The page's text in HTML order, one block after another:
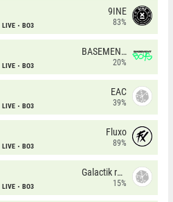
LIVE BO3
9INE
83%
LIVE BO3
BASEMENT BOYS
20%
LIVE BO3
EAC
39%
LIVE BO3
Fluxo
89%
LIVE BO3
Galactik rebels
15%